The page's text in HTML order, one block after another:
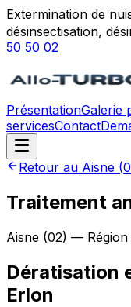
Extermination de
désinsectisation,
50 50 02
PrésentationGalerie
servicesContact
Retour au Aisne (
Traitement
Aisne (02) — Région
Dératisation
Erlon